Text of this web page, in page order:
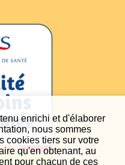
enrichi et d'élaborer
nous sommes
cookies tiers sur votre
qu'en obtenant, au
pour chacun de ces